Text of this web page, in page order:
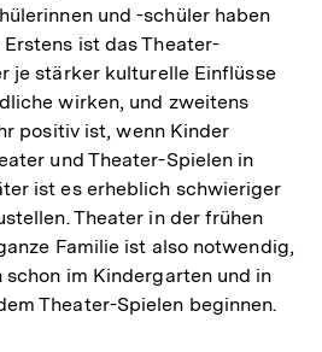
und -schüler haben
ist das Theater-
je stärker kulturelle Einflüsse
wirken, und zweitens
positiv ist, wenn Kinder
und Theater-Spielen in
ist es erheblich schwieriger
Theater in der frühen
Familie ist also notwendig,
im Kindergarten und in
Theater-Spielen beginnen.